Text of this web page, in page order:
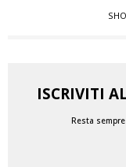
ISCRIVITI
Resta